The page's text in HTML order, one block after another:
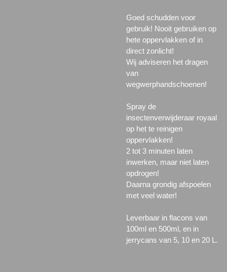
Goed schudden voor
gebruik! Nooit gebruiken op
hete oppervlakken of in
direct zonlicht!
Wij adviseren het dragen
van
wegwerphandschoenen!
Spray de
insectenverwijderaar royaal
op het te reinigen
oppervlakken!
2 tot 3 minuten laten
inwerken, maar niet laten
opdrogen!
Daarna grondig afspoelen
met veel water!
Leverbaar in flacons van
100ml en 500ml, en in
jerrycans van 5, 10 en 20 L.